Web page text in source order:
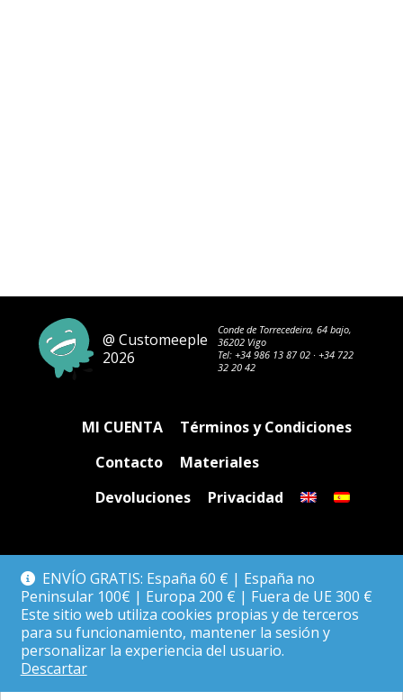
ENVÍO GRATIS: España 60 € | España no
Peninsular 100€ | Europa 200 € | Fuera de UE 300 €
Este sitio web utiliza cookies propias y de terceros
para su funcionamiento, mantener la sesión y
personalizar la experiencia del usuario.
Descartar
@ Customeeple
2026
Conde de Torrecedeira, 64 bajo,
36202 Vigo
Tel: +34 986 13 87 02· +34 722
32 20 42
MI CUENTA
Términos y Condiciones
Contacto
Materiales
Devoluciones
Privacidad